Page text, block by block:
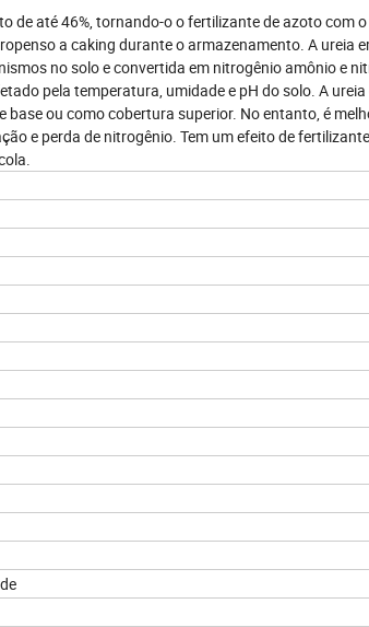
de até 46%, tornando-o o fertilizante de azoto com
a caking durante o armazenamento. A ureia
no solo e convertida em nitrogênio amônio e
pela temperatura, umidade e pH do solo. A ureia
ou como cobertura superior. No entanto, é
e perda de nitrogênio. Tem um efeito de